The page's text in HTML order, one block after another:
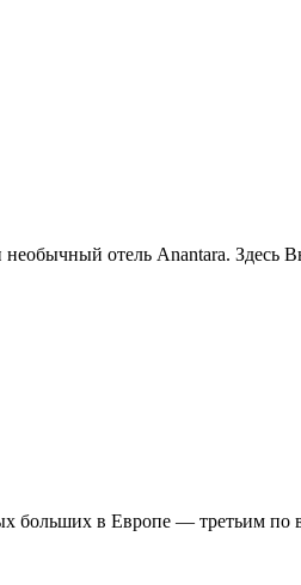
отель Anantara.
больших в Европе — третьим